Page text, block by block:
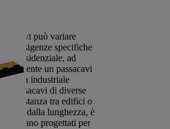
può variare
esigenze specifiche
residenziale, ad
sufficiente un passacavi
industriale
passacavi di diverse
la distanza tra edifici o
dalla lunghezza, è
siano progettati per